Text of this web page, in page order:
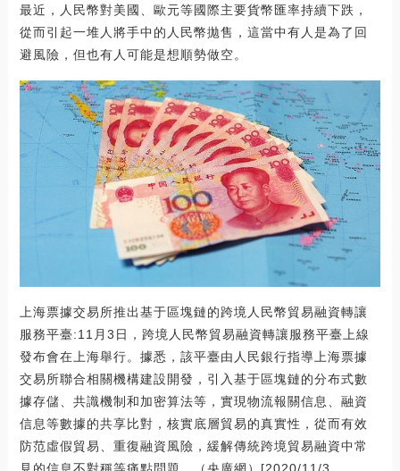
最近，人民幣對美國、歐元等國際主要貨幣匯率持續下跌，
從而引起一堆人將手中的人民幣拋售，這當中有人是為了回
避風險，但也有人可能是想順勢做空。
上海票據交易所推出基于區塊鏈的跨境人民幣貿易融資轉讓
服務平臺:11月3日，跨境人民幣貿易融資轉讓服務平臺上線
發布會在上海舉行。據悉，該平臺由人民銀行指導上海票據
交易所聯合相關機構建設開發，引入基于區塊鏈的分布式數
據存儲、共識機制和加密算法等，實現物流報關信息、融資
信息等數據的共享比對，核實底層貿易的真實性，從而有效
防范虛假貿易、重復融資風險，緩解傳統跨境貿易融資中常